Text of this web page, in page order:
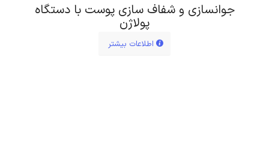
جوانسازی و شفاف سازی پوست با دستگاه
پولاژن
اطلاعات بیشتر